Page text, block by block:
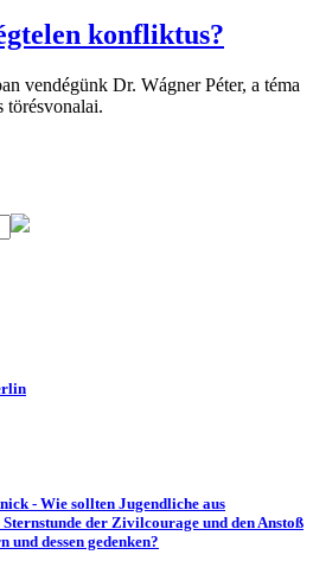
konfliktus?
vendégünk Dr. Wágner Péter, a téma
törésvonalai.
- Wie sollten Jugendliche aus
der Zivilcourage und den Anstoß
dessen gedenken?